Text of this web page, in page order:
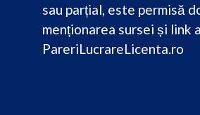
sau parțial, este permisă
menționarea sursei și link
PareriLucrareLicenta.ro